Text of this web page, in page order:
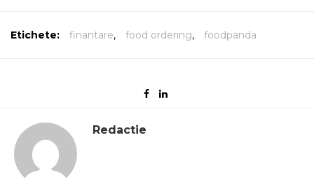
Etichete: finantare, food ordering, foodpanda
Redactie